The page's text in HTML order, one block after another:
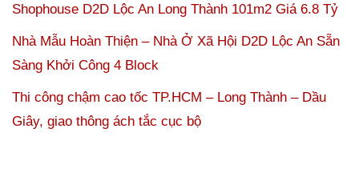
Shophouse D2D Lộc An Long Thành 101m2 Giá 6.8 Tỷ
Nhà Mẫu Hoàn Thiện – Nhà Ở Xã Hội D2D Lộc An Sẵn
Sàng Khởi Công 4 Block
Thi công chậm cao tốc TP.HCM – Long Thành – Dầu
Giây, giao thông ách tắc cục bộ